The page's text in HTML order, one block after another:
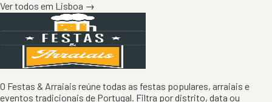
Ver todos em Lisboa →
O Festas & Arraiais reúne todas as festas populares, arraiais e
eventos tradicionais de Portugal. Filtra por distrito, data ou